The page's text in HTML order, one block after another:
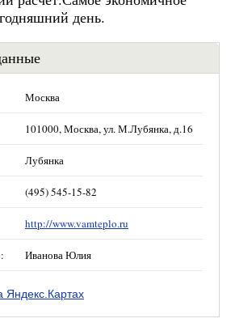
день.
Москва
101000, Москва, ул. М.Лубянка, д.16
Лубянка
(495) 545-15-82
http://www.vamteplo.ru
Иванова Юлия
Яндекс.Картах